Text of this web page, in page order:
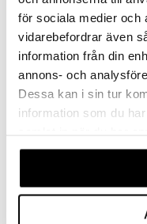
för sociala medier och
vidarebefordrar även
information från din
annons- och
Dessa kan i sin tur
information som du
våra cookies vid
Eva Solo
59,89 €